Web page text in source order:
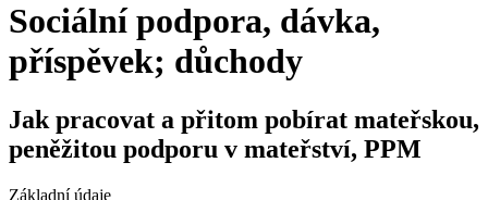
Sociální podpora, dávka,
příspěvek; důchody
Jak pracovat a přitom pobírat mateřskou,
peněžitou podporu v mateřství, PPM
Základní údaje